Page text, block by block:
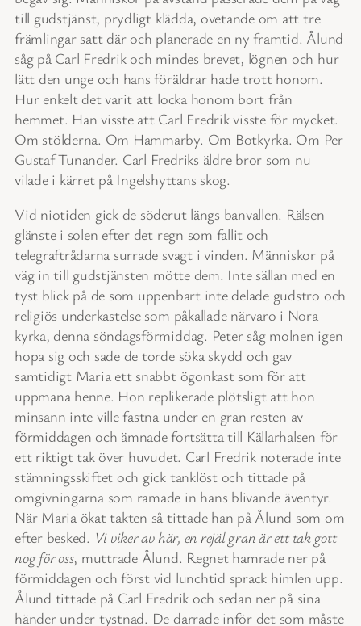
till gudstjänst, prydligt klädda, ovetande om att tre
främlingar satt där och planerade en ny framtid. Ålund
såg på Carl Fredrik och mindes brevet, lögnen och hur
lätt den unge och hans föräldrar hade trott honom.
Hur enkelt det varit att locka honom bort från
hemmet. Han visste att Carl Fredrik visste för mycket.
Om stölderna. Om Hammarby. Om Botkyrka. Om Per
Gustaf Tunander. Carl Fredriks äldre bror som nu
vilade i kärret på Ingelshyttans skog.
Vid niotiden gick de söderut längs banvallen. Rälsen
glänste i solen efter det regn som fallit och
telegraftrådarna surrade svagt i vinden. Människor på
väg in till gudstjänsten mötte dem. Inte sällan med en
tyst blick på de som uppenbart inte delade gudstro och
religiös underkastelse som påkallade närvaro i Nora
kyrka, denna söndagsförmiddag. Peter såg molnen igen
hopa sig och sade de torde söka skydd och gav
samtidigt Maria ett snabbt ögonkast som för att
uppmana henne. Hon replikerade plötsligt att hon
minsann inte ville fastna under en gran resten av
förmiddagen och ämnade fortsätta till Källarhalsen för
ett riktigt tak över huvudet. Carl Fredrik noterade inte
stämningsskiftet och gick tanklöst och tittade på
omgivningarna som ramade in hans blivande äventyr.
När Maria ökat takten så tittade han på Ålund som om
efter besked. Vi viker av här, en rejäl gran är ett tak gott
nog för oss, muttrade Ålund. Regnet hamrade ner på
förmiddagen och först vid lunchtid sprack himlen upp.
Ålund tittade på Carl Fredrik och sedan ner på sina
händer under tystnad. De darrade inför det som måste